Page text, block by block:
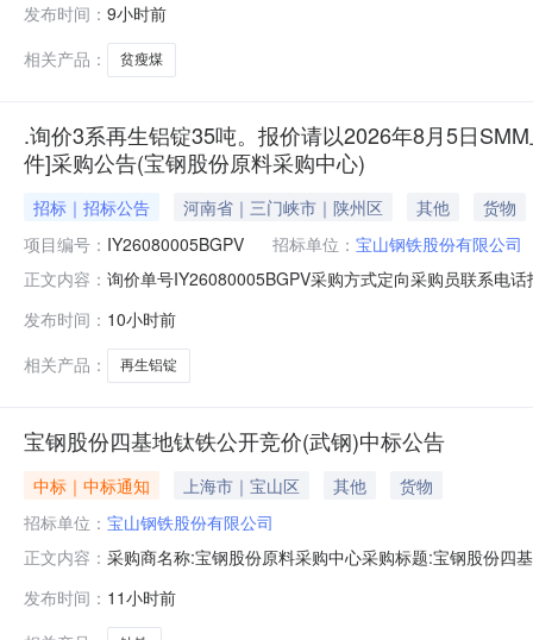
度：2000000.0元三、商务条款：定价说明：湿公吨。
发布时间： 9小时前
相关产品：
贫瘦煤
.询价3系再生铝锭35吨。报价请以2026年8月5日
件]采购公告(宝钢股份原料采购中心)
招标｜招标公告 河南省｜三门峡市｜陕州区 其他
货物
项目编号： IY26080005BGPV 招标单位： 宝山钢铁股份有限公司
正文内容： 询价单号IY26080005BGPV采购方式定向采购员联系电
额度：0.0元三、商务条款：定价说明：湿公吨。限价类
发布时间： 10小时前
相关产品：
再生铝锭
宝钢股份四基地钛铁公开竞价(武钢)中标公告
中标｜中标通知 上海市｜宝山区 其他
货物
招标单位： 宝山钢铁股份有限公司
正文内容： 采购商名称:宝钢股份原料采购中心采购标题:宝钢股份四
发布时间： 11小时前